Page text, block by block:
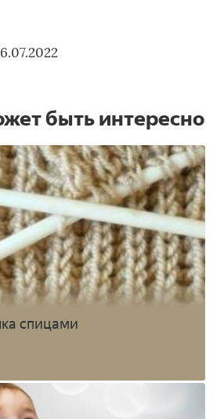
быть интересно
спицами